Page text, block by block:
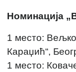
Номинација
1 место:
Караџић“,
1 место: